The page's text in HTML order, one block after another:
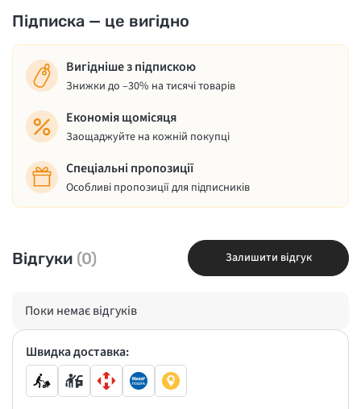
Підписка — це вигідно
Вигідніше з підпискою
Знижки до –30% на тисячі товарів
Економія щомісяця
Заощаджуйте на кожній покупці
Спеціальні пропозиції
Особливі пропозиції для підписників
Відгуки (0) Залишити відгук
Поки немає відгуків
Швидка доставка: